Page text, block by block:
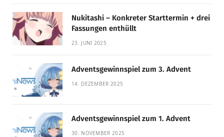
Nukitashi – Konkreter Starttermin + drei
Fassungen enthüllt
23. JUNI 2025
Adventsgewinnspiel zum 3. Advent
14. DEZEMBER 2025
Adventsgewinnspiel zum 1. Advent
30. NOVEMBER 2025